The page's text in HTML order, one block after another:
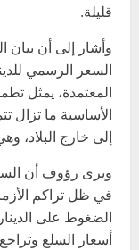
قليلة.
وأشار إلى أن بيان
السعر الرسمي
المعتمدة، يمثل
الأساسية ما تزال
إلى خارج البلاد،
ويرى رؤوف أن
في ظل تراكم
الضغوط على
أسعار السلع